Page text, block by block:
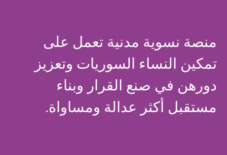
منصة نسوية مدنية تعمل على
تمكين النساء السوريات وتعزيز
دورهن في صنع القرار وبناء
مستقبل أكثر عدالة ومساواة.